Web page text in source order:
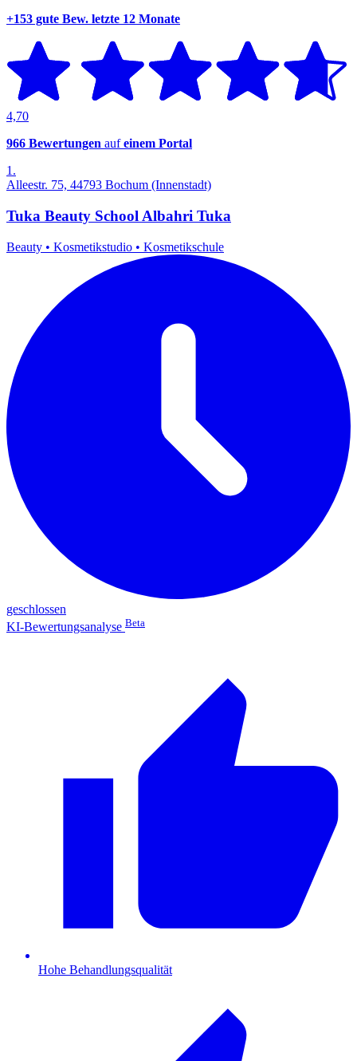
+153 gute Bew. letzte 12 Monate
4,70
966 Bewertungen aufeinem Portal
1.
Alleestr. 75, 44793 Bochum (Innenstadt)
Tuka Beauty School Albahri Tuka
Beauty • Kosmetikstudio • Kosmetikschule
geschlossen
KI-Bewertungsanalyse Beta
Hohe Behandlungsqualität